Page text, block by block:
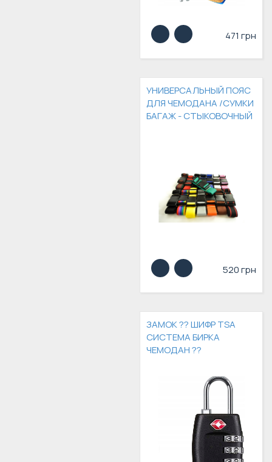
471 грн
УНИВЕРСАЛЬНЫЙ ПОЯС
ДЛЯ ЧЕМОДАНА /СУМКИ
БАГАЖ - СТЫКОВОЧНЫЙ
520 грн
ЗАМОК ?? ШИФР TSA
СИСТЕМА БИРКА
ЧЕМОДАН ??